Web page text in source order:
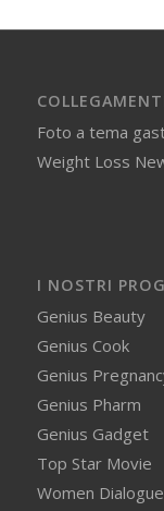
Foto a tema
Weight Loss
I NOSTRI
Genius Beauty
Genius Cook
Genius
Genius Pharm
Genius Gadget
Top Star Movie
Women Dialogue